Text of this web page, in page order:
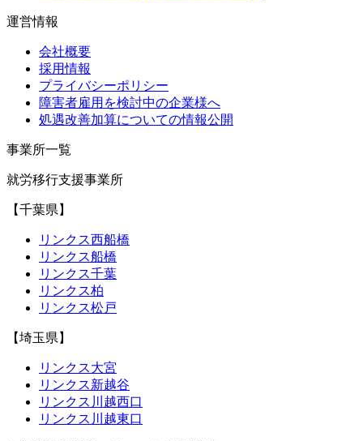
運営情報
会社概要
採用情報
プライバシーポリシー
障害者雇用を検討中の企業様へ
処遇改善加算についての情報公開
事業所一覧
就労移行支援事業所
【千葉県】
リンクス西船橋
リンクス船橋
リンクス千葉
リンクス柏
リンクス松戸
【埼玉県】
リンクス大宮
リンクス新越谷
リンクス川越西口
リンクス川越東口